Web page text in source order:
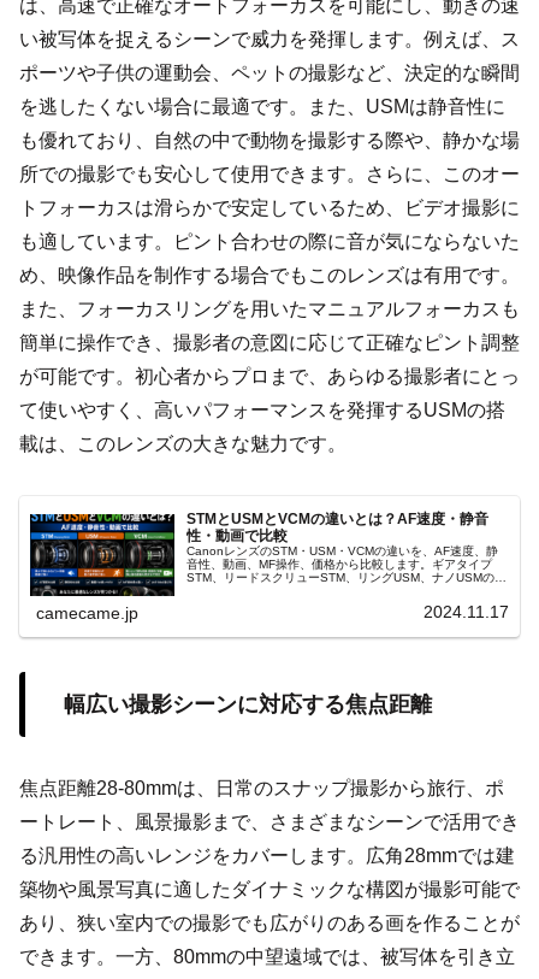
は、高速で正確なオートフォーカスを可能にし、動きの速
い被写体を捉えるシーンで威力を発揮します。例えば、ス
ポーツや子供の運動会、ペットの撮影など、決定的な瞬間
を逃したくない場合に最適です。また、USMは静音性に
も優れており、自然の中で動物を撮影する際や、静かな場
所での撮影でも安心して使用できます。さらに、このオー
トフォーカスは滑らかで安定しているため、ビデオ撮影に
も適しています。ピント合わせの際に音が気にならないた
め、映像作品を制作する場合でもこのレンズは有用です。
また、フォーカスリングを用いたマニュアルフォーカスも
簡単に操作でき、撮影者の意図に応じて正確なピント調整
が可能です。初心者からプロまで、あらゆる撮影者にとっ
て使いやすく、高いパフォーマンスを発揮するUSMの搭
載は、このレンズの大きな魅力です。
STMとUSMとVCMの違いとは？AF速度・静音
性・動画で比較
CanonレンズのSTM・USM・VCMの違いを、AF速度、静
音性、動画、MF操作、価格から比較します。ギアタイプ
STM、リードスクリューSTM、リングUSM、ナノUSMの特
camecame.jp 2024.11.17
幅広い撮影シーンに対応する焦点距離
焦点距離28-80mmは、日常のスナップ撮影から旅行、ポ
ートレート、風景撮影まで、さまざまなシーンで活用でき
る汎用性の高いレンジをカバーします。広角28mmでは建
築物や風景写真に適したダイナミックな構図が撮影可能で
あり、狭い室内での撮影でも広がりのある画を作ることが
できます。一方、80mmの中望遠域では、被写体を引き立